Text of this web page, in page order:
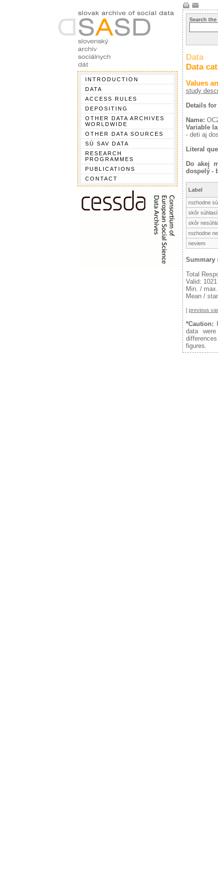
INTRODUCTION
DATA
ACCESS RULES
DEPOSITING
OTHER DATA ARCHIVES
WORLDWIDE
OTHER DATA SOURCES
SÚ SAV DATA
RESEARCH
PROGRAMMES
PUBLICATIONS
CONTACT
Search the
Data
Data
Values
study
Details
Name:
Variable
- deti aj
Literal
Do akej
dospelý -
Label
rozhodne
skôr
skôr
rozhodne
neviem
Summary
Total
Valid: 1021
Min. /
Mean /
[ previous
*Caution:
data
figures.